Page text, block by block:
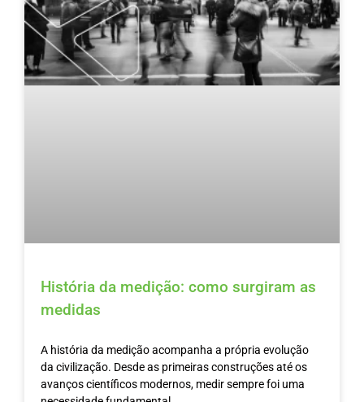
História da medição: como surgiram as
medidas
A história da medição acompanha a própria evolução
da civilização. Desde as primeiras construções até os
avanços científicos modernos, medir sempre foi uma